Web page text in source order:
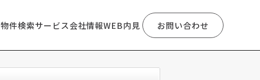
物件検索サービス会社情報WEB内見 お問い合わせ